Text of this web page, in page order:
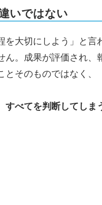
いではない
大切にしよう」と言
ん。成果が評価され
そのものではなく、
すべてを判断してしま